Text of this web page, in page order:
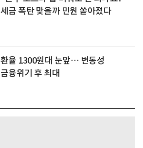
세금 폭탄 맞을까 민원 쏟아졌다
환율 1300원대 눈앞… 변동성
금융위기 후 최대